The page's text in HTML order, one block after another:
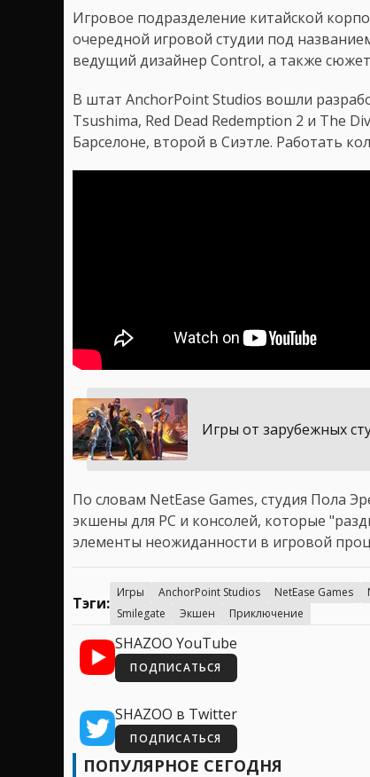
Игровое подразделение китайской
очередной игровой студии под
ведущий дизайнер Control, а также
В штат AnchorPoint Studios вошли
Tsushima, Red Dead Redemption 2 и The
Барселоне, второй в Сиэтле. Работать
Игры от зарубежных
По словам NetEase Games, студия Пола
экшены для PC и консолей, которые
элементы неожиданности в игровой
Тэги:
Игры AnchorPoint Studios NetEase Games
Smilegate
Экшен Приключение
SHAZOO YouTube
ПОДПИСАТЬСЯ
SHAZOO в Twitter
ПОДПИСАТЬСЯ
ПОПУЛЯРНОЕ СЕГОДНЯ